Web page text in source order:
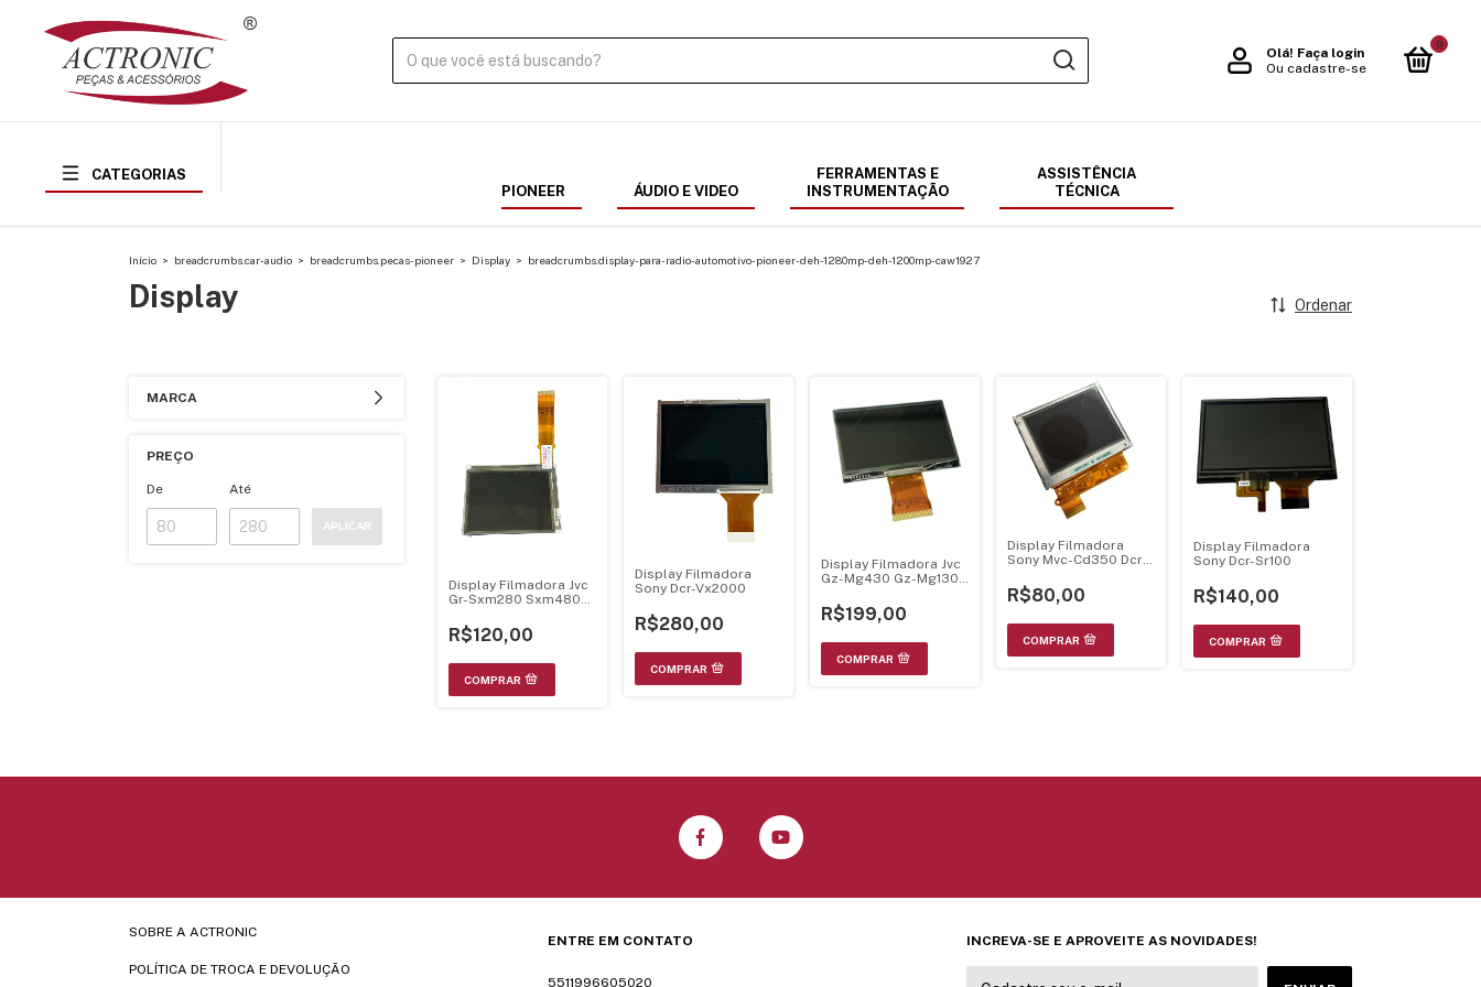
Olá! Faça login
Ou cadastre-se
0
CATEGORIAS
PIONEER
ÁUDIO E VIDEO
FERRAMENTAS E
INSTRUMENTAÇÃO
ASSISTÊNCIA
TÉCNICA
Início > breadcrumbs.car-audio > breadcrumbs.pecas-pioneer > Display > breadcrumbs.display-para-radio-automotivo-pioneer-deh-1280mp-deh-1200mp-caw1927
Display Ordenar
MARCA
PREÇO
De Até
APLICAR
Display Filmadora Jvc
Gr-Sxm280 Sxm480
R$120,00
Display Filmadora
Sony Dcr-Vx2000
R$280,00
Display Filmadora Jvc
Gz-Mg430 Gz-Mg130
R$199,00
Display Filmadora
Sony Mvc-Cd350 Dcr-
R$80,00
Display Filmadora
Sony Dcr-Sr100
R$140,00
SOBRE A ACTRONIC
POLÍTICA DE TROCA E DEVOLUÇÃO
ENTRE EM CONTATO
5511996605020
INCREVA-SE E APROVEITE AS NOVIDADES!